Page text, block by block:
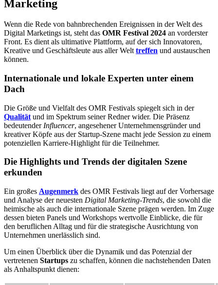
Marketing
Wenn die Rede von bahnbrechenden Ereignissen in der Welt des
Digital Marketings ist, steht das OMR Festival 2024 an vorderster
Front. Es dient als ultimative Plattform, auf der sich Innovatoren,
Kreative und Geschäftsleute aus aller Welt treffen und austauschen
können.
Internationale und lokale Experten unter einem
Dach
Die Größe und Vielfalt des OMR Festivals spiegelt sich in der
Qualität und im Spektrum seiner Redner wider. Die Präsenz
bedeutender Influencer, angesehener Unternehmensgründer und
kreativer Köpfe aus der Startup-Szene macht jede Session zu einem
potenziellen Karriere-Highlight für die Teilnehmer.
Die Highlights und Trends der digitalen Szene
erkunden
Ein großes Augenmerk des OMR Festivals liegt auf der Vorhersage
und Analyse der neuesten Digital Marketing-Trends, die sowohl die
heimische als auch die internationale Szene prägen werden. Im Zuge
dessen bieten Panels und Workshops wertvolle Einblicke, die für
den beruflichen Alltag und für die strategische Ausrichtung von
Unternehmen unerlässlich sind.
Um einen Überblick über die Dynamik und das Potenzial der
vertretenen Startups zu schaffen, können die nachstehenden Daten
als Anhaltspunkt dienen: